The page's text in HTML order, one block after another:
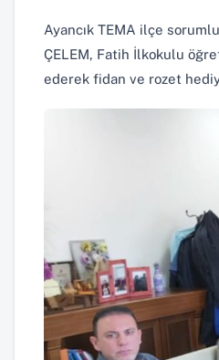
Ayancık TEMA ilçe
ÇELEM, Fatih İlkokulu
ederek fidan ve rozet